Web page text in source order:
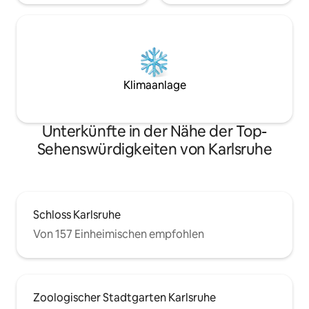
Klimaanlage
Unterkünfte in der Nähe der Top-
Sehenswürdigkeiten von Karlsruhe
Schloss Karlsruhe
Von 157 Einheimischen empfohlen
Zoologischer Stadtgarten Karlsruhe